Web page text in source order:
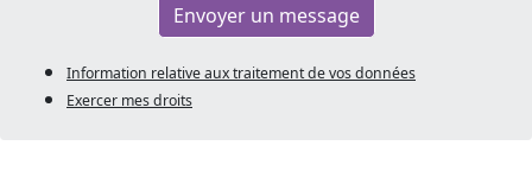
Envoyer un message
Information relative aux traitement de vos données
Exercer mes droits